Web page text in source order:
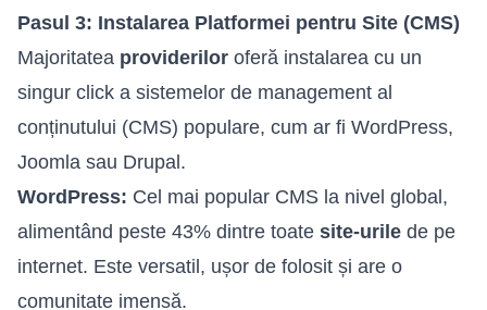
Pasul 3: Instalarea Platformei pentru Site (CMS)
Majoritatea providerilor oferă instalarea cu un
singur click a sistemelor de management al
conținutului (CMS) populare, cum ar fi WordPress,
Joomla sau Drupal.
WordPress: Cel mai popular CMS la nivel global,
alimentând peste 43% dintre toate site-urile de pe
internet. Este versatil, ușor de folosit și are o
comunitate imensă.